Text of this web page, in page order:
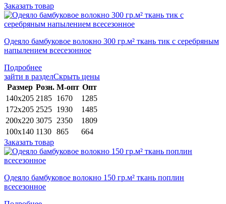
Заказать товар
Одеяло бамбуковое волокно 300 гр.м² ткань тик с серебряным
напылением всесезонное
Подробнее
зайти в разделСкрыть цены
Раз­мер Розн. М-опт Опт
140х205 2185 1670
1285
172х205 2525 1930
1485
200х220 3075 2350
1809
100х140 1130 865
664
Заказать товар
Одеяло бамбуковое волокно 150 гр.м² ткань поплин
всесезонное